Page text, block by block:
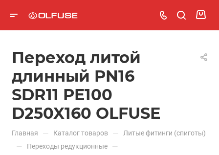
Переход литой
длинный PN16
SDR11 PE100
D250X160 OLFUSE
Главная — Каталог товаров — Литые фитинги (спиготы)
— Переходы редукционные —